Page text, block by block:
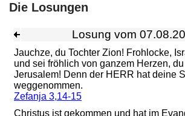
Die Losungen